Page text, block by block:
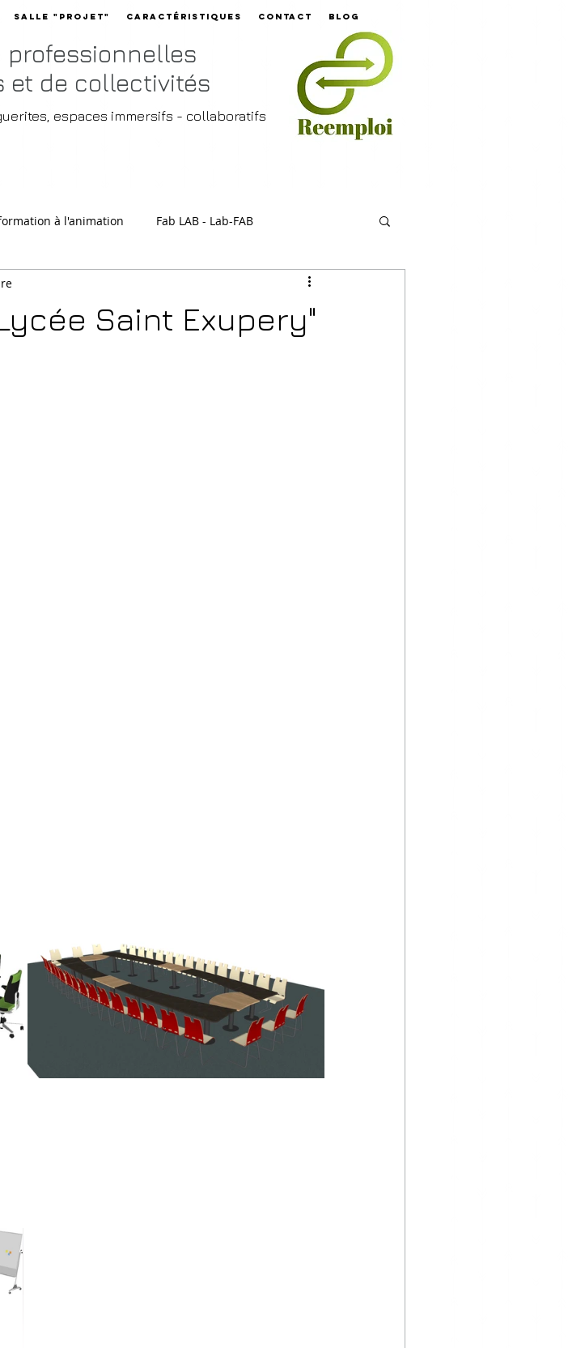
Salle "Projet" Caractéristiques contact Blog
professionnelles
et de collectivités
espaces immersifs - collaboratifs
à l'animation Fab LAB - Lab-FAB
Saint Exupery"